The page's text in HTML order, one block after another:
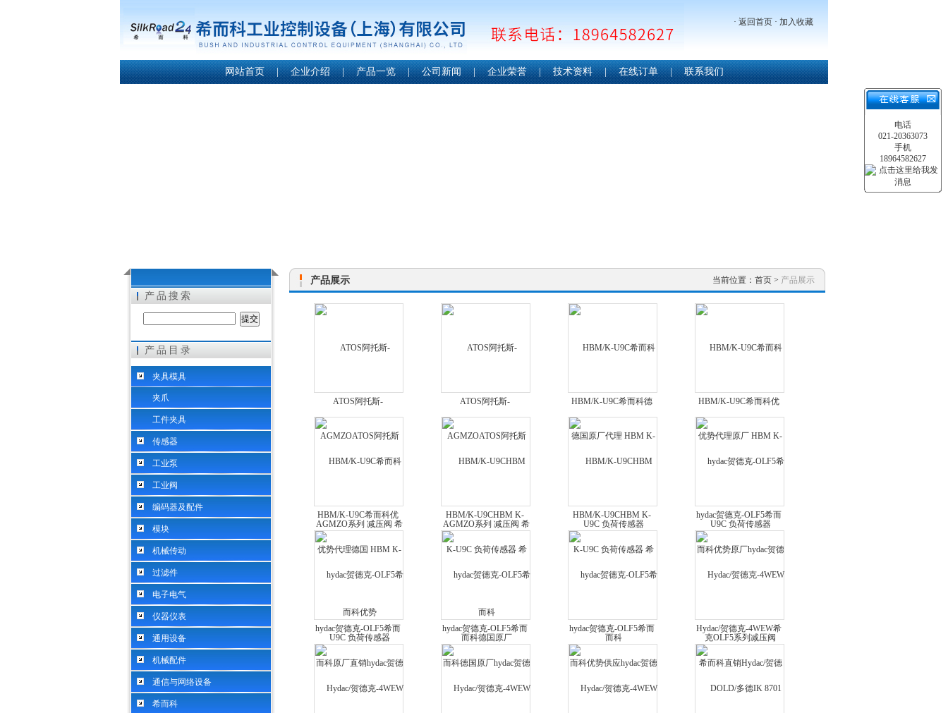
希而科工业控制设备（上海）有限公司
· 返回首页 · 加入收藏
网站首页 | 企业介绍 | 产品一览 | 公司新闻 | 企业荣誉 | 技术资料 | 在线订单 | 联系我们
产品搜索
产品目录
夹具模具
夹爪
工件夹具
传感器
工业泵
工业阀
编码器及配件
模块
机械传动
过滤件
电子电气
仪器仪表
通用设备
机械配件
通信与网络设备
希而科
产品展示 当前位置： 首页 > 产品展示
ATOS阿托斯-
AGMZOATOS阿托斯
AGMZO系列 减压阀 希
ATOS阿托斯-
AGMZOATOS阿托斯
AGMZO系列 减压阀 希
HBM/K-U9C希而科德
国原厂代理 HBM K-
U9C 负荷传感器
HBM/K-U9C希而科优
势代理原厂 HBM K-
U9C 负荷传感器
HBM/K-U9C希而科优
势代理德国 HBM K-
U9C 负荷传感器
HBM/K-U9CHBM K-
U9C 负荷传感器 希而科
德国原厂
HBM/K-U9CHBM K-
U9C 负荷传感器 希而科
hydac贺德克-OLF5希而
科优势原厂hydac贺德克
OLF5系列减压阀
hydac贺德克-OLF5希而
科原厂直销hydac贺德克
OLF5系列减压阀
hydac贺德克-OLF5希而
科德国原厂hydac贺德克
OLF5系列减压阀
hydac贺德克-OLF5希而
科优势供应hydac贺德克
OLF5系列减压阀
Hydac/贺德克-4WEW希
而科直销Hydac/贺德克
4WEW电磁阀
电话
021-20363073
手机
18964582627